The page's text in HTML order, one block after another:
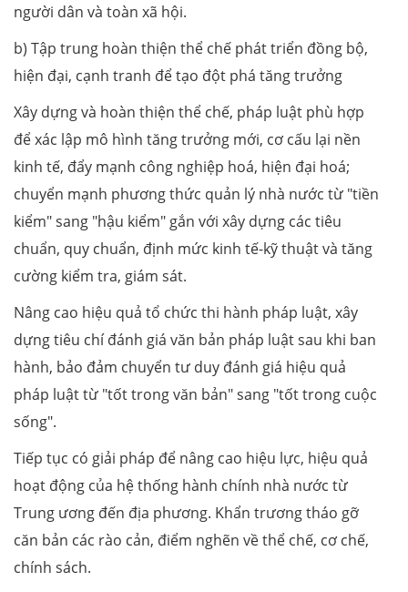
người dân và toàn xã hội.
b) Tập trung hoàn thiện thể chế phát triển đồng bộ,
hiện đại, cạnh tranh để tạo đột phá tăng trưởng
Xây dựng và hoàn thiện thể chế, pháp luật phù hợp
để xác lập mô hình tăng trưởng mới, cơ cấu lại nền
kinh tế, đẩy mạnh công nghiệp hoá, hiện đại hoá;
chuyển mạnh phương thức quản lý nhà nước từ "tiền
kiểm" sang "hậu kiểm" gắn với xây dựng các tiêu
chuẩn, quy chuẩn, định mức kinh tế-kỹ thuật và tăng
cường kiểm tra, giám sát.
Nâng cao hiệu quả tổ chức thi hành pháp luật, xây
dựng tiêu chí đánh giá văn bản pháp luật sau khi ban
hành, bảo đảm chuyển tư duy đánh giá hiệu quả
pháp luật từ "tốt trong văn bản" sang "tốt trong cuộc
sống".
Tiếp tục có giải pháp để nâng cao hiệu lực, hiệu quả
hoạt động của hệ thống hành chính nhà nước từ
Trung ương đến địa phương. Khẩn trương tháo gỡ
căn bản các rào cản, điểm nghẽn về thể chế, cơ chế,
chính sách.